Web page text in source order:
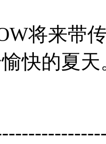
将来带
快的夏天